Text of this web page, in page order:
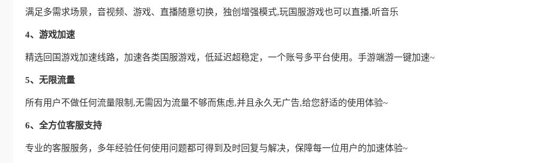
满足多需求场景，音视频、游戏、直播随意切换，独创增强模式,玩国服游戏也可以直播,听音乐
4、游戏加速
精选回国游戏加速线路，加速各类国服游戏，低延迟超稳定，一个账号多平台使用。手游端游一键加速~
5、无限流量
所有用户不做任何流量限制,无需因为流量不够而焦虑,并且永久无广告,给您舒适的使用体验~
6、全方位客服支持
专业的客服服务，多年经验任何使用问题都可得到及时回复与解决，保障每一位用户的加速体验~